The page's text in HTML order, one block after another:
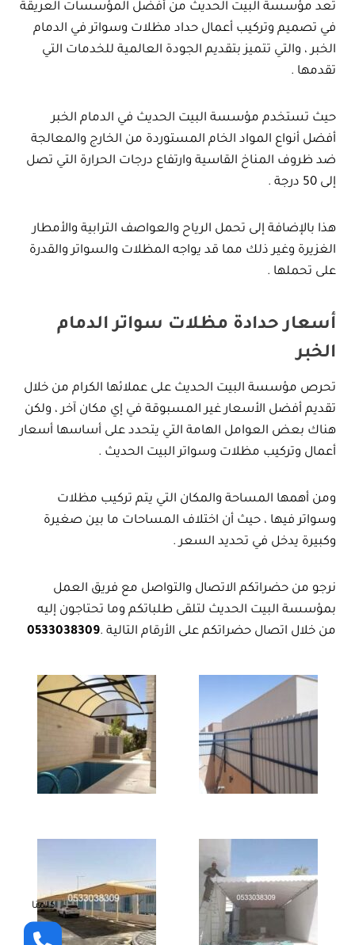
تعد مؤسسة البيت الحديث من أفضل المؤسسات العريقة
في تصميم وتركيب أعمال حداد مظلات وسواتر في الدمام
الخبر ، والتي تتميز بتقديم الجودة العالمية للخدمات التي
تقدمها .
حيث تستخدم مؤسسة البيت الحديث في الدمام الخبر
أفضل أنواع المواد الخام المستوردة من الخارج والمعالجة
ضد ظروف المناخ القاسية وارتفاع درجات الحرارة التي تصل
إلى 50 درجة .
هذا بالإضافة إلى تحمل الرياح والعواصف الترابية والأمطار
الغزيرة وغير ذلك مما قد يواجه المظلات والسواتر والقدرة
على تحملها .
أسعار حدادة مظلات سواتر الدمام
الخبر
تحرص مؤسسة البيت الحديث على عملائها الكرام من خلال
تقديم أفضل الأسعار غير المسبوقة في إي مكان آخر ، ولكن
هناك بعض العوامل الهامة التي يتحدد على أساسها أسعار
أعمال وتركيب مظلات وسواتر البيت الحديث .
ومن أهمها المساحة والمكان التي يتم تركيب مظلات
وسواتر فيها ، حيث أن اختلاف المساحات ما بين صغيرة
وكبيرة يدخل في تحديد السعر .
نرجو من حضراتكم الاتصال والتواصل مع فريق العمل
بمؤسسة البيت الحديث لتلقى طلباتكم وما تحتاجون إليه
من خلال اتصال حضراتكم على الأرقام التالية .0533038309
كلمنا